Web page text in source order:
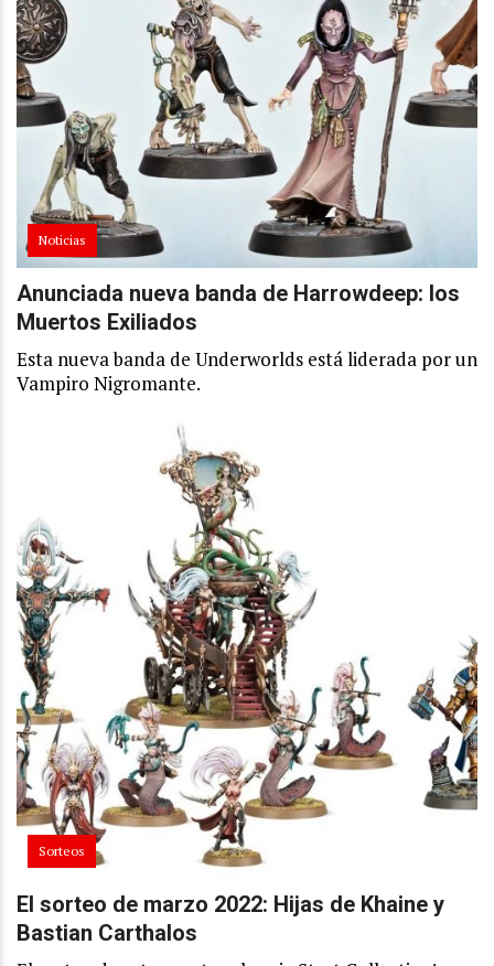
Noticias
Anunciada nueva banda de Harrowdeep: los
Muertos Exiliados
Esta nueva banda de Underworlds está liderada por un
Vampiro Nigromante.
Sorteos
El sorteo de marzo 2022: Hijas de Khaine y
Bastian Carthalos